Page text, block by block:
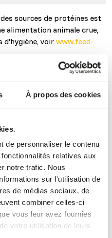
À propos des cookies
de personnaliser le contenu
relatives aux
notre trafic. Nous
sur l'utilisation de
de médias sociaux, de
combiner celles-ci
vous leur avez fournies
votre utilisation de leurs
la seule source de protéines
de viande musculaire,
à 15 % de légumes et
nutritionnels
est une source unique de
dans de nombreux produits.
à l’état sauvage, le produit
en acier ou en plomb.
manipuler le produit avec
sources de protéines est
alimentation animale crue,
d'hygiène, voir www.feed-